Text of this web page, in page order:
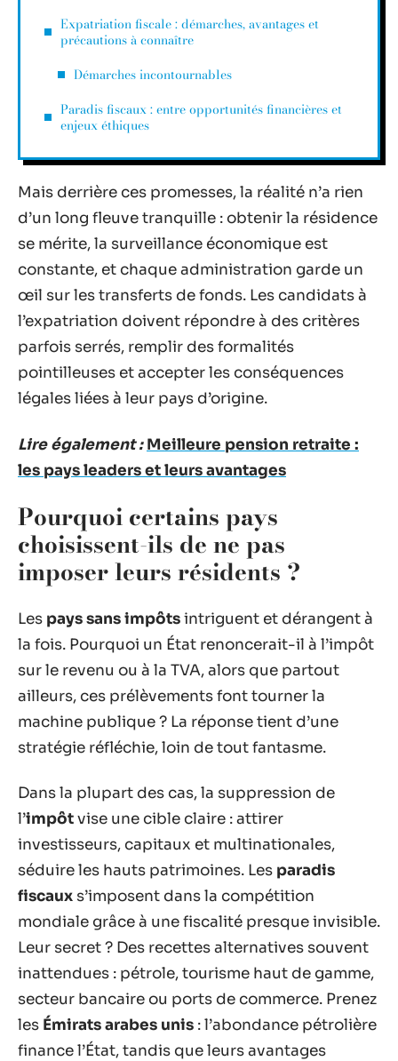
Expatriation fiscale : démarches, avantages et
précautions à connaître
Démarches incontournables
Paradis fiscaux : entre opportunités financières et
enjeux éthiques
Mais derrière ces promesses, la réalité n’a rien
d’un long fleuve tranquille : obtenir la résidence
se mérite, la surveillance économique est
constante, et chaque administration garde un
œil sur les transferts de fonds. Les candidats à
l’expatriation doivent répondre à des critères
parfois serrés, remplir des formalités
pointilleuses et accepter les conséquences
légales liées à leur pays d’origine.
Lire également : Meilleure pension retraite :
les pays leaders et leurs avantages
Pourquoi certains pays
choisissent-ils de ne pas
imposer leurs résidents ?
Les pays sans impôtsintriguent et dérangent à
la fois. Pourquoi un État renoncerait-il à l’impôt
sur le revenu ou à la TVA, alors que partout
ailleurs, ces prélèvements font tourner la
machine publique ? La réponse tient d’une
stratégie réfléchie, loin de tout fantasme.
Dans la plupart des cas, la suppression de
l’impôtvise une cible claire : attirer
investisseurs, capitaux et multinationales,
séduire les hauts patrimoines. Les paradis
fiscaux s’imposent dans la compétition
mondiale grâce à une fiscalité presque invisible.
Leur secret ? Des recettes alternatives souvent
inattendues : pétrole, tourisme haut de gamme,
secteur bancaire ou ports de commerce. Prenez
les Émirats arabes unis : l’abondance pétrolière
finance l’État, tandis que leurs avantages